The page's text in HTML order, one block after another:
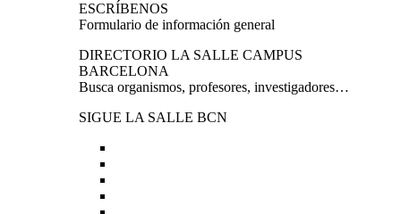
ESCRÍBENOS
Formulario de información general
DIRECTORIO LA SALLE CAMPUS
BARCELONA
Busca organismos, profesores, investigadores…
SIGUE LA SALLE BCN